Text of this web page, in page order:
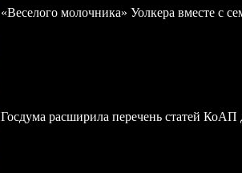
«Веселого молочника» Уолкера вместе с
Госдума расширила перечень статей КоАП